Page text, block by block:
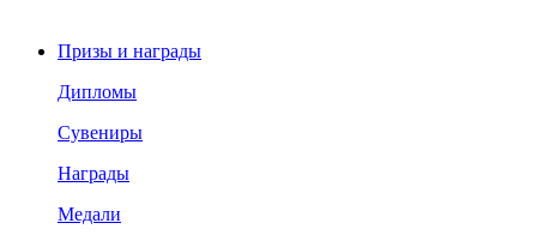
Призы и награды
Дипломы
Сувениры
Награды
Медали